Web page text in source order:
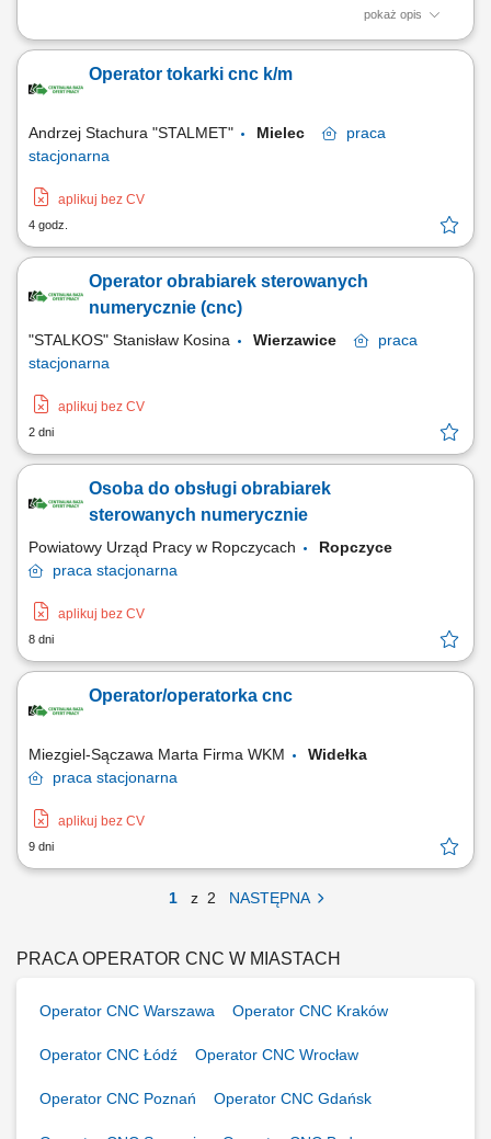
pokaż opis
Zakres obowiązków: Obsługa i ustawianie tokarek CNC pod konkretny
podstawie dokumentacji; Nadzór nad procesem obróbki i kontrola
jakości elementów; Prowadzenie pomiarów kontrolnych przy użyciu
Operator tokarki cnc k/m
Andrzej Stachura "STALMET" Mielec
praca
stacjonarna
aplikuj bez CV
4 godz.
Operator obrabiarek sterowanych
numerycznie (cnc)
"STALKOS" Stanisław Kosina Wierzawice
praca
stacjonarna
aplikuj bez CV
2 dni
Osoba do obsługi obrabiarek
sterowanych numerycznie
Powiatowy Urząd Pracy w Ropczycach
Ropczyce
praca stacjonarna
aplikuj bez CV
8 dni
Operator/operatorka cnc
Miezgiel-Sączawa Marta Firma WKM
Widełka
praca stacjonarna
aplikuj bez CV
9 dni
1 z 2 NASTĘPNA
PRACA OPERATOR CNC W MIASTACH
Operator CNC Warszawa Operator CNC Kraków
Operator CNC Łódź Operator CNC Wrocław
Operator CNC Poznań Operator CNC Gdańsk